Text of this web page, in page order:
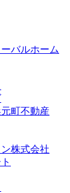
バルホーム
町不動産
株式会社